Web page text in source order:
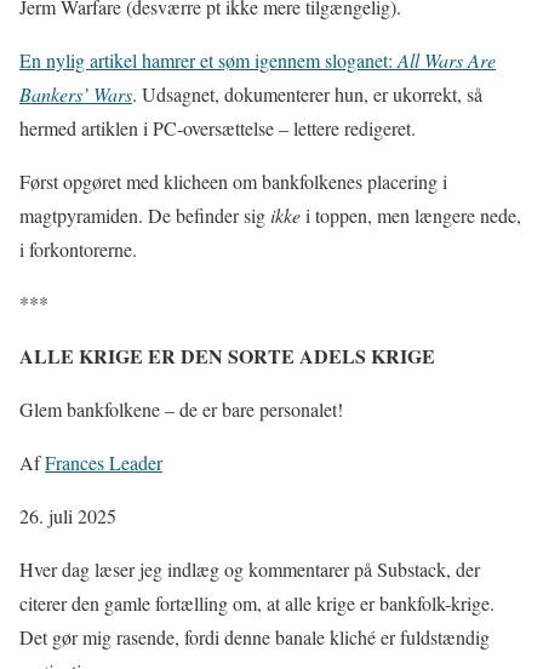
Jerm Warfare (desværre pt ikke mere tilgængelig).
En nylig artikel hamrer et søm igennem sloganet: All Wars Are
Bankers’ Wars. Udsagnet, dokumenterer hun, er ukorrekt, så
hermed artiklen i PC-oversættelse – lettere redigeret.
Først opgøret med klicheen om bankfolkenes placering i
magtpyramiden. De befinder sig ikkei toppen, men længere nede,
i forkontorerne.
***
ALLE KRIGE ER DEN SORTE ADELS KRIGE
Glem bankfolkene – de er bare personalet!
AfFrances Leader
26. juli 2025
Hver dag læser jeg indlæg og kommentarer på Substack, der
citerer den gamle fortælling om, at alle krige er bankfolk-krige.
Det gør mig rasende, fordi denne banale kliché er fuldstændig